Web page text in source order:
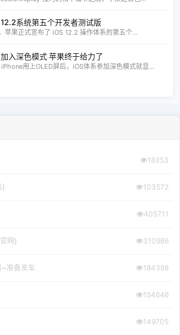
系统第五个开发者测试版
苹果正式宣布了 iOS 12.2 操作体系的第五个...
入深色模式 苹果终于给力了
用上OLED屏后，iOS体系参加深色模式就显...
18353
) 103572
405711
网) 310986
准备发车 184388
154646
149705